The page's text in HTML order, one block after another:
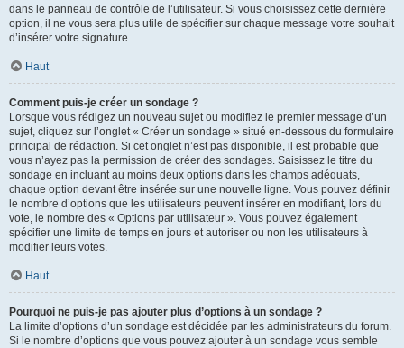
dans le panneau de contrôle de l’utilisateur. Si vous choisissez cette dernière
option, il ne vous sera plus utile de spécifier sur chaque message votre souhait
d’insérer votre signature.
Haut
Comment puis-je créer un sondage ?
Lorsque vous rédigez un nouveau sujet ou modifiez le premier message d’un
sujet, cliquez sur l’onglet « Créer un sondage » situé en-dessous du formulaire
principal de rédaction. Si cet onglet n’est pas disponible, il est probable que
vous n’ayez pas la permission de créer des sondages. Saisissez le titre du
sondage en incluant au moins deux options dans les champs adéquats,
chaque option devant être insérée sur une nouvelle ligne. Vous pouvez définir
le nombre d’options que les utilisateurs peuvent insérer en modifiant, lors du
vote, le nombre des « Options par utilisateur ». Vous pouvez également
spécifier une limite de temps en jours et autoriser ou non les utilisateurs à
modifier leurs votes.
Haut
Pourquoi ne puis-je pas ajouter plus d’options à un sondage ?
La limite d’options d’un sondage est décidée par les administrateurs du forum.
Si le nombre d’options que vous pouvez ajouter à un sondage vous semble